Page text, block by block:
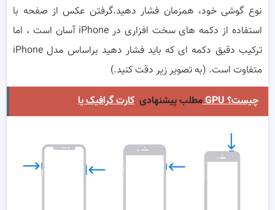
نوع گوشی خود، همزمان فشار دهید.گرفتن عکس از صفحه با
استفاده از دکمه های سخت افزاری در iPhone آسان است ، اما
ترکیب دقیق دکمه ای که باید فشار دهید براساس مدل iPhone
متفاوت است. (به تصویر زیر دقت کنید.)
مطلب پیشنهادی
کارت گرافیک یا GPU چیست؟